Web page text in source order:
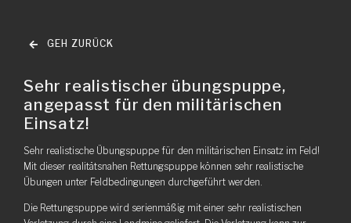
GEH ZURÜCK
Sehr realistischer übungspuppe,
angepasst für den militärischen
Einsatz!
Sehr realistische Übungspuppe für den militärischen Einsatz im Feld!
Mit dieser realitätsnahen Rettungspuppe können sehr realistische
Übungen unter Feldbedingungen durchgeführt werden.
Die Rettungspuppe wird serienmäßig mit einer sehr realistischen